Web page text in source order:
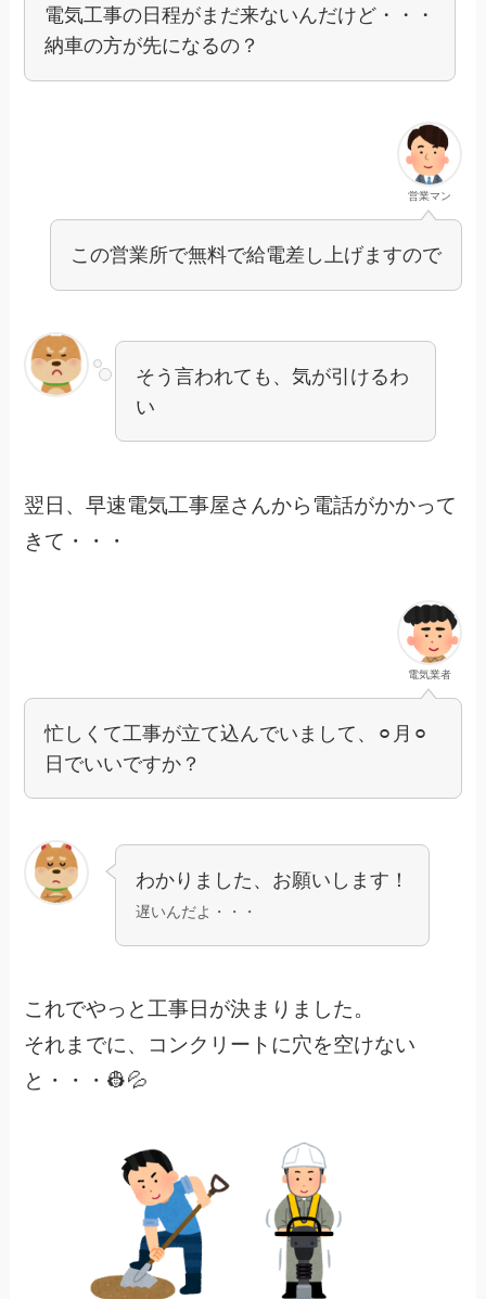
電気工事の日程がまだ来ないんだけど・・・
納車の方が先になるの？
営業マン
この営業所で無料で給電差し上げますので
そう言われても、気が引けるわ
い
翌日、早速電気工事屋さんから電話がかかって
きて・・・
電気業者
忙しくて工事が立て込んでいまして、⚪︎月⚪︎
日でいいですか？
わかりました、お願いします！
遅いんだよ・・・
これでやっと工事日が決まりました。
それまでに、コンクリートに穴を空けない
と・・・👷💦